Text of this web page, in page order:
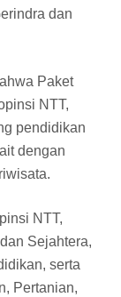
dan
Paket
NTT,
pendidikan
dengan
NTT,
Sejahtera,
serta
Pertanian,